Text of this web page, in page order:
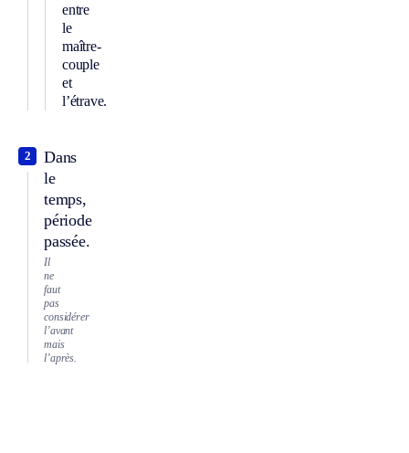
entre
le
maître-
couple
et
l’étrave.
Dans
le
temps,
période
passée.
2
Il
ne
faut
pas
considérer
l’avant
mais
l’après.